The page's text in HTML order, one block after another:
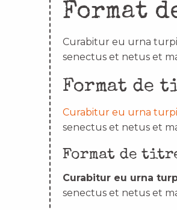
Format
Curabitur eu urna
senectus et netus et
Format de
Curabitur eu urna
senectus et netus et
Format de
Curabitur eu urna
senectus et netus et